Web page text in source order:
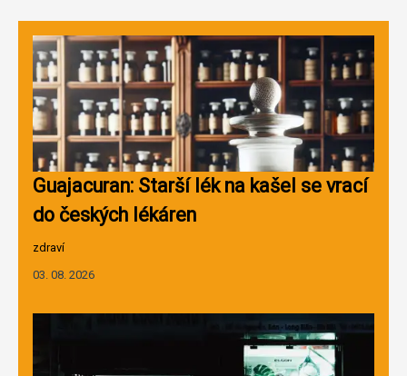
Guajacuran: Starší lék na kašel se vrací
do českých lékáren
zdraví
03. 08. 2026